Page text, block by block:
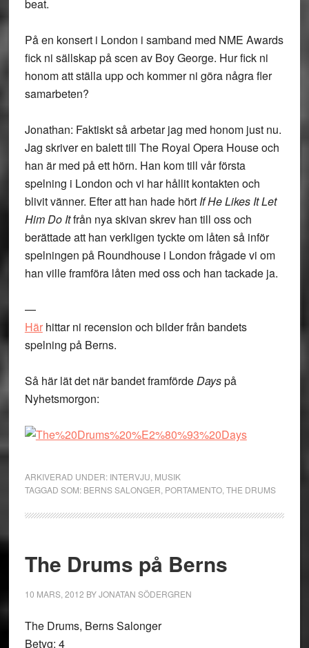
beat.
På en konsert i London i samband med NME Awards
fick ni sällskap på scen av Boy George. Hur fick ni
honom att ställa upp och kommer ni göra några fler
samarbeten?
Jonathan: Faktiskt så arbetar jag med honom just nu.
Jag skriver en balett till The Royal Opera House och
han är med på ett hörn. Han kom till vår första
spelning i London och vi har hållit kontakten och
blivit vänner. Efter att han hade hört If He Likes It Let
Him Do Itfrån nya skivan skrev han till oss och
berättade att han verkligen tyckte om låten så inför
spelningen på Roundhouse i London frågade vi om
han ville framföra låten med oss och han tackade ja.
—
Härhittar ni recension och bilder från bandets
spelning på Berns.
Så här lät det när bandet framfördeDayspå
Nyhetsmorgon:
ARKIVERAD UNDER: INTERVJU MUSIK
TAGGAD SOM: BERNS SALONGER PORTAMENTO, THE DRUMS
The Drums på Berns
10 MARS, 2012 BYJONATAN SÖDERGREN
The Drums, Berns Salonger
Betyg: 4